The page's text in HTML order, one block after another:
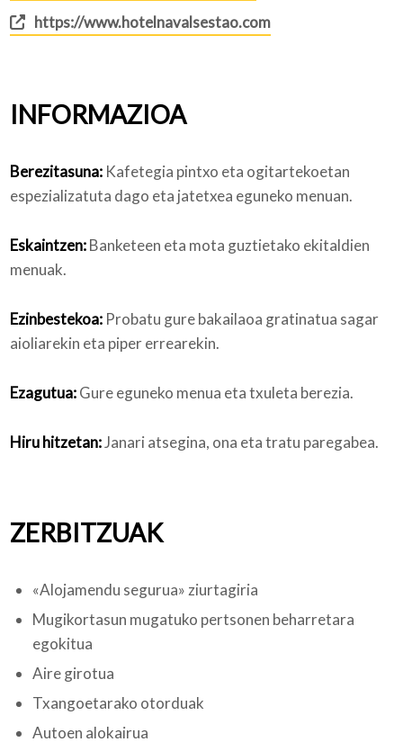
https://www.hotelnavalsestao.com
INFORMAZIOA
Berezitasuna: Kafetegia pintxo eta ogitartekoetan
espezializatuta dago eta jatetxea eguneko menuan.
Eskaintzen:Banketeen eta mota guztietako ekitaldien
menuak.
Ezinbestekoa: Probatu gure bakailaoa gratinatua sagar
aioliarekin eta piper errearekin.
Ezagutua:Gure eguneko menua eta txuleta berezia.
Hiru hitzetan:Janari atsegina, ona eta tratu paregabea.
ZERBITZUAK
«Alojamendu segurua» ziurtagiria
Mugikortasun mugatuko pertsonen beharretara
egokitua
Aire girotua
Txangoetarako otorduak
Autoen alokairua